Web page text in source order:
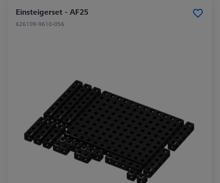
Einsteigerset - AF25
626109-9610-056